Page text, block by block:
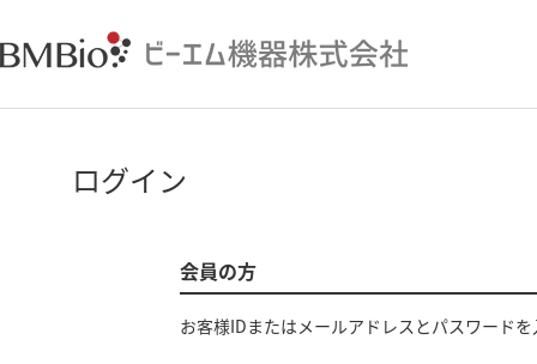
ログイン
会員の方
お客様IDまたはメールアドレス とパスワード